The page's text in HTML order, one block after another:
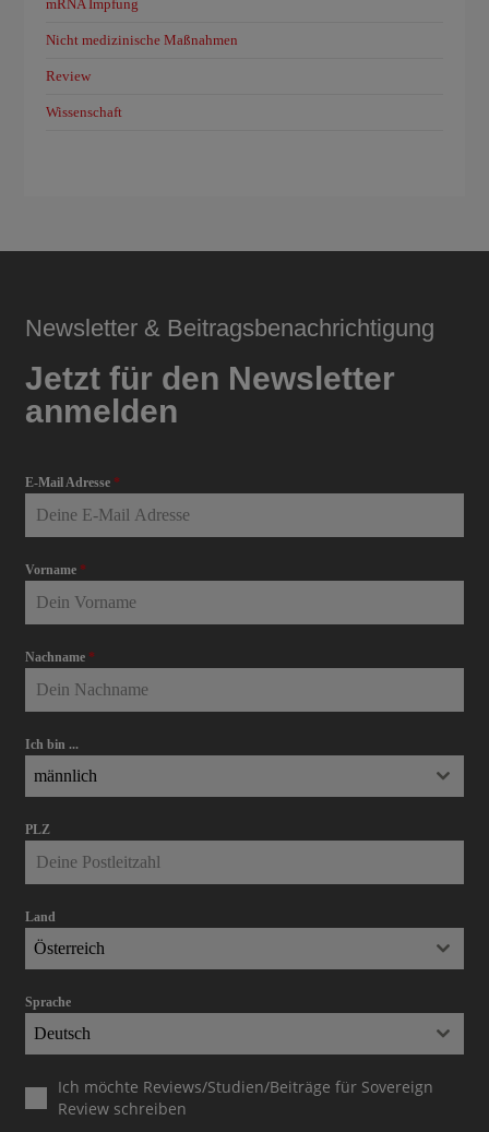
mRNA Impfung
Nicht medizinische Maßnahmen
Review
Wissenschaft
Newsletter & Beitragsbenachrichtigung
Jetzt für den Newsletter
anmelden
E-Mail Adresse*
Vorname*
Nachname*
Ich bin ...
männlich
PLZ
Land
Österreich
Sprache
Deutsch
Ich möchte Reviews/Studien/Beiträge für Sovereign
Review schreiben